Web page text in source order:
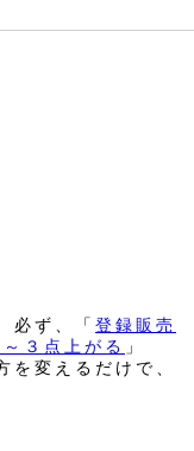
必ず、「 登録販売
３点上がる 」
を変えるだけで、